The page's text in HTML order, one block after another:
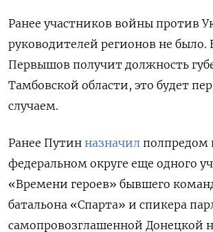
Ранее участников войны против
руководителей регионов не было.
Первышов получит должность
Тамбовской области, это будет
случаем.
Ранее Путин назначил полпредом
федеральном округе еще одного
«Времени героев» бывшего
батальона «Спарта» и спикера
самопровозглашенной Донецкой